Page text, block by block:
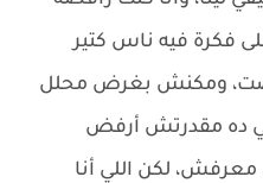
فكرة فيه ناس كتير
ومكنش بغرض محلل
ده مقدرتش أرفض
لكن اللي أنا